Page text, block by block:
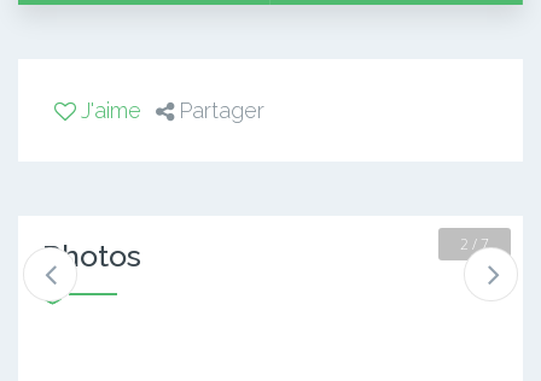
J'aime Partager
Photos 2 / 7